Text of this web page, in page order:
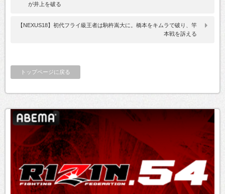
が井上を破る
【NEXUS18】初代フライ級王者は駒杵嵩大に。橋本をキムラで破り、竿
本戦を訴える
トップページに戻る